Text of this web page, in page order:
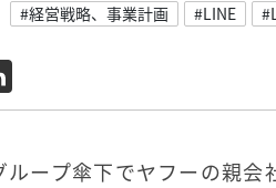
#経営戦略、事業計画 #LINE
ループ傘下でヤフーの親会